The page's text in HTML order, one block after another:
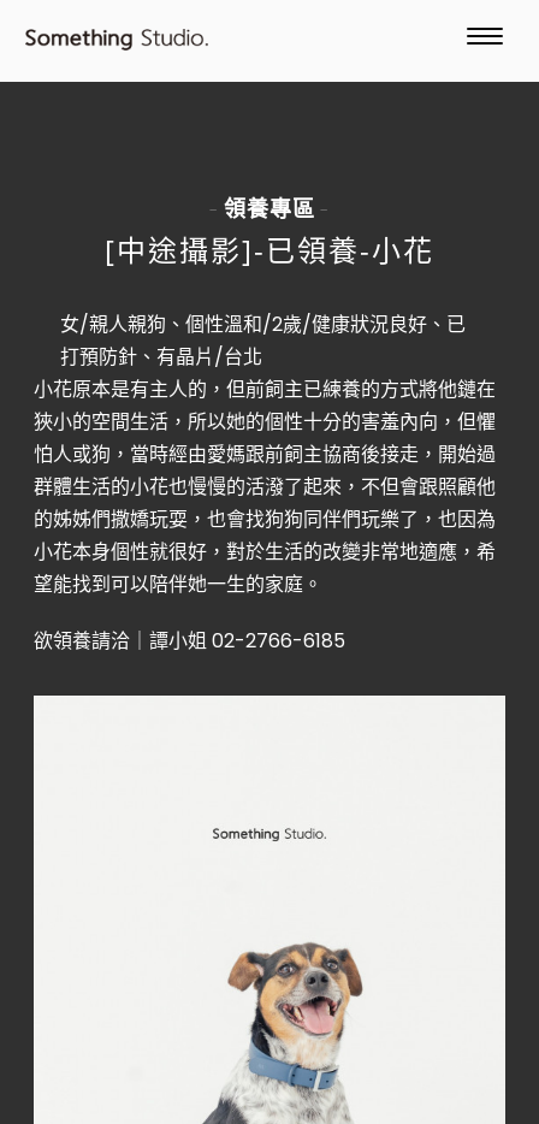
- 領養專區 -
[中途攝影]-已領養-小花
女/親人親狗、個性溫和/2歲/健康狀況良好、已
打預防針、有晶片/台北
小花原本是有主人的，但前飼主已練養的方式將他鏈在
狹小的空間生活，所以她的個性十分的害羞內向，但懼
怕人或狗，當時經由愛媽跟前飼主協商後接走，開始過
群體生活的小花也慢慢的活潑了起來，不但會跟照顧他
的姊姊們撒嬌玩耍，也會找狗狗同伴們玩樂了，也因為
小花本身個性就很好，對於生活的改變非常地適應，希
望能找到可以陪伴她一生的家庭。
欲領養請洽｜譚小姐 02-2766-6185